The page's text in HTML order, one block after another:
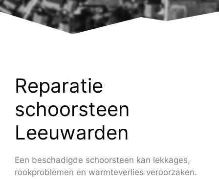
Reparatie
schoorsteen
Leeuwarden
Een beschadigde schoorsteen kan lekkages,
rookproblemen en warmteverlies veroorzaken.